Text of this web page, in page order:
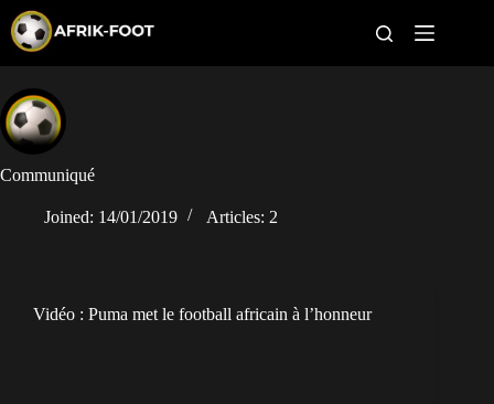
p
o
c
o
n
Classement
Communiqué
Joined: 14/01/2019 Articles: 2
Vidéo : Puma met le football africain à l’honneur